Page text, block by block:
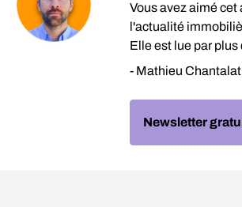
Vous avez aimé
l'actualité
Elle est lue par
- Mathieu
Newsletter